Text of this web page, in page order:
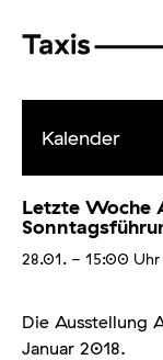
Kalender
Letzte Woche
28.01. - 15:00 Uhr
Die Ausstellung
Januar 2018.